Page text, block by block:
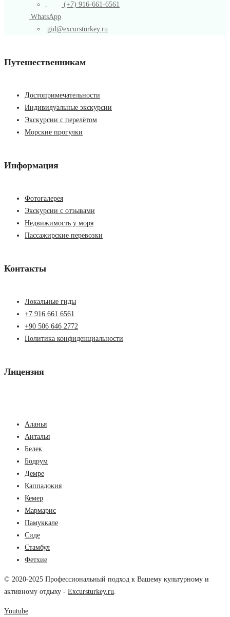
.
(+7) 916-661-6561
WhatsApp
.gid@excursturkey.ru
Путешественникам
Достопримечательности
Индивидуальные экскурсии
Экскурсии с перелётом
Морские прогулки
Информация
Фотогалерея
Экскурсии с отзывами
Недвижимость у моря
Пассажирские перевозки
Контакты
Локальные гиды
+7 916 661 6561
+90 506 646 2772
Политика конфиденциальности
Лицензия
Аланья
Анталья
Белек
Бодрум
Демре
Каппадокия
Кемер
Мармарис
Памуккале
Сиде
Стамбул
Фетхие
© 2020-2025 Профессиональный подход к Вашему культурному и
активному отдыху - Excursturkey.ru
Youtube